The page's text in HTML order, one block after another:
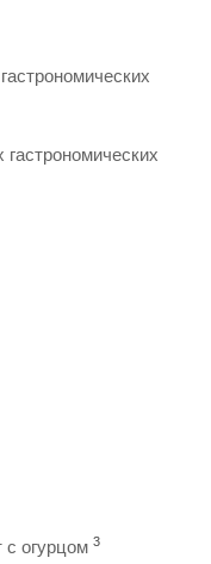
огурцом 3